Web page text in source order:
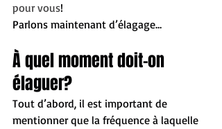
pour vous!
Parlons maintenant d’élagage…
À quel moment doit-on
élaguer?
Tout d’abord, il est important de
mentionner que la fréquence à laquelle